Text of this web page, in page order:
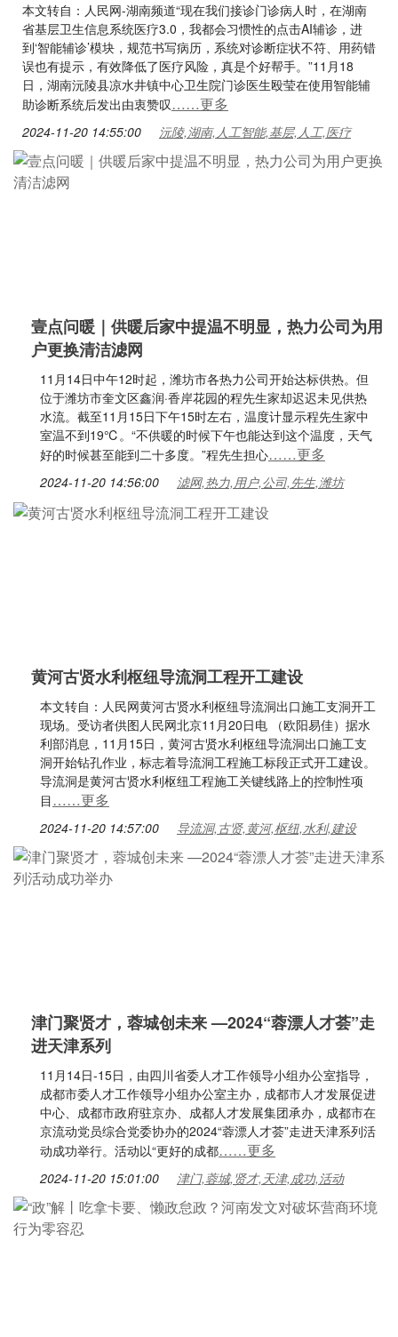
本文转自：人民网-湖南频道“现在我们接诊门诊病人时，在湖南
省基层卫生信息系统医疗3.0，我都会习惯性的点击AI辅诊，进
到‘智能辅诊’模块，规范书写病历，系统对诊断症状不符、用药错
误也有提示，有效降低了医疗风险，真是个好帮手。”11月18
日，湖南沅陵县凉水井镇中心卫生院门诊医生殴莹在使用智能辅
助诊断系统后发出由衷赞叹……更多
2024-11-20 14:55:00 沅陵,湖南,人工智能,基层,人工,医疗
壹点问暖｜供暖后家中提温不明显，热力公司为用
户更换清洁滤网
11月14日中午12时起，潍坊市各热力公司开始达标供热。但
位于潍坊市奎文区鑫润·香岸花园的程先生家却迟迟未见供热
水流。截至11月15日下午15时左右，温度计显示程先生家中
室温不到19℃。“不供暖的时候下午也能达到这个温度，天气
好的时候甚至能到二十多度。”程先生担心……更多
2024-11-20 14:56:00 滤网,热力,用户,公司,先生,潍坊
黄河古贤水利枢纽导流洞工程开工建设
本文转自：人民网黄河古贤水利枢纽导流洞出口施工支洞开工
现场。受访者供图人民网北京11月20日电 （欧阳易佳）据水
利部消息，11月15日，黄河古贤水利枢纽导流洞出口施工支
洞开始钻孔作业，标志着导流洞工程施工标段正式开工建设。
导流洞是黄河古贤水利枢纽工程施工关键线路上的控制性项
目……更多
2024-11-20 14:57:00 导流洞,古贤,黄河,枢纽,水利,建设
津门聚贤才，蓉城创未来 —2024“蓉漂人才荟”走
进天津系列
11月14日-15日，由四川省委人才工作领导小组办公室指导，
成都市委人才工作领导小组办公室主办，成都市人才发展促进
中心、成都市政府驻京办、成都人才发展集团承办，成都市在
京流动党员综合党委协办的2024“蓉漂人才荟”走进天津系列活
动成功举行。活动以“更好的成都……更多
2024-11-20 15:01:00 津门,蓉城,贤才,天津,成功,活动